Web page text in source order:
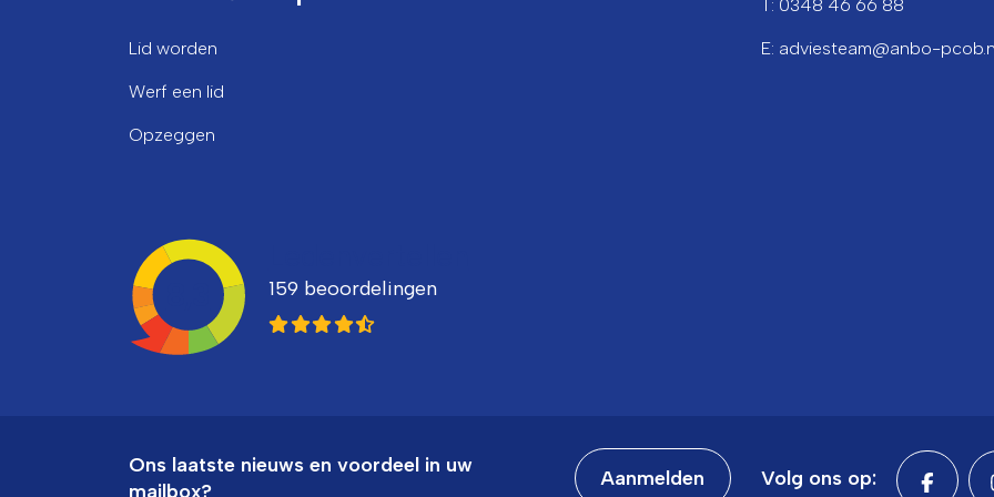
Lid worden
Werf een lid
Opzeggen
T: 0348 46 66 88
E: adviesteam@anbo-
159 beoordelingen
Ons laatste nieuws en voordeel in uw
mailbox?
Aanmelden Volg ons op: